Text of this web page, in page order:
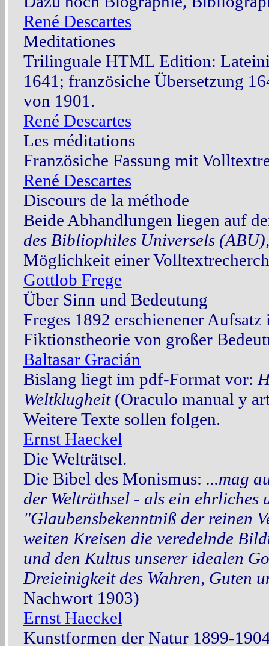
René Descartes
Meditationes
Trilinguale HTML Edition:
1641; französiche Übersetzung
von 1901.
René Descartes
Les méditations
Französiche Fassung mit
René Descartes
Discours de la méthode
Beide Abhandlungen liegen auf
des Bibliophiles Universels (ABU),
Möglichkeit einer
Gottlob Frege
Über Sinn und Bedeutung
Freges 1892 erschienener
Fiktionstheorie von großer
Baltasar Gracián
Bislang liegt im pdf-Format vor:
Weltklugheit(Oraculo manual y
Weitere Texte sollen folgen.
Ernst Haeckel
Die Welträtsel.
Die Bibel des Monismus: ...mag
der Welträthsel - als ein ehrliches
"Glaubensbekenntniß der reinen
weiten Kreisen die veredelnde
und den Kultus unserer idealen
Dreieinigkeit des Wahren, Guten
Nachwort 1903)
Ernst Haeckel
Kunstformen der Natur 1899-